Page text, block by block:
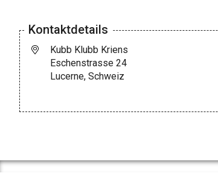
Kontaktdetails
Kubb Klubb Kriens
Eschenstrasse 24
Lucerne, Schweiz